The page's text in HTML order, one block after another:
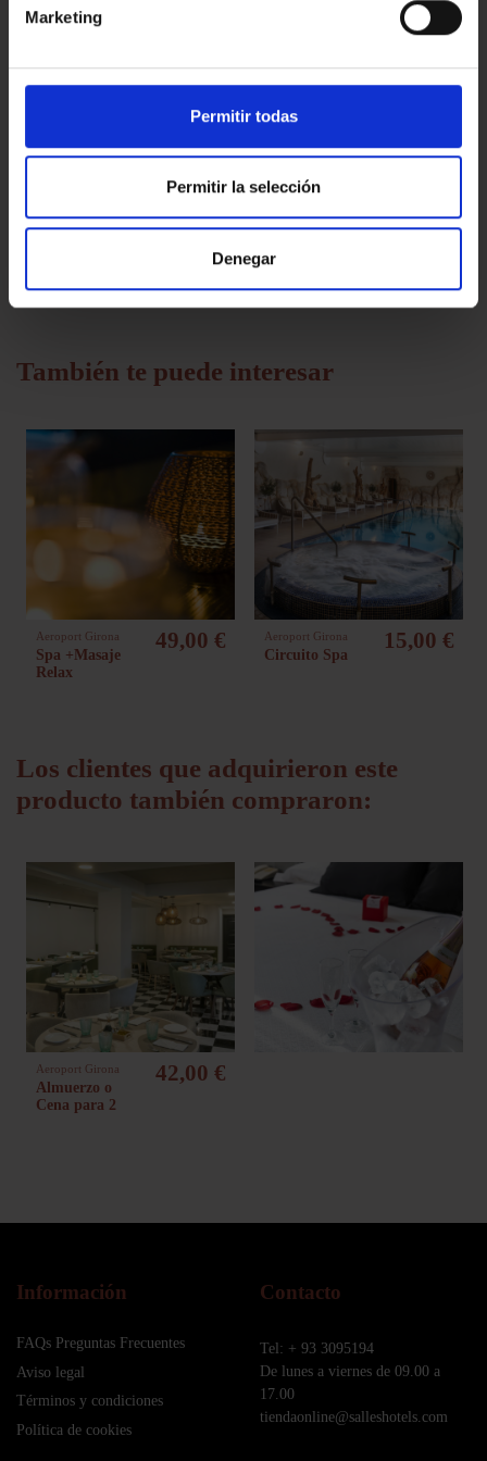
Marketing
Permitir todas
Permitir la selección
Denegar
Será necesario presentar la confirmación de compra a la llegada.
Iva incluido en el precio
Realiza primero tu compra, puedes usar tus datos.
tiendaonline@salleshotels.com , indicando el nombre del
destinatario y la referencia de compra compuesta por 9 letras
Te enviaremos el bono regalo en formato PDF.
También te puede interesar
Aeroport Girona
Spa +Masaje
Relax
49,00 € Aeroport Girona
Circuito Spa
15,00 €
Los clientes que adquirieron este
producto también compraron:
Aeroport Girona
Almuerzo o
Cena para 2
42,00 €
Información
FAQs Preguntas Frecuentes
Aviso legal
Términos y condiciones
Política de cookies
Contacto
Tel: + 93 3095194
De lunes a viernes de 09.00 a
17.00
tiendaonline@salleshotels.com